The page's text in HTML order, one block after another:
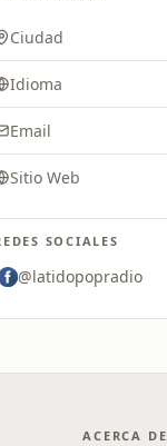
Ciudad
Idioma
Email
Sitio Web
SOCIALES
@latidopopradio
ACERCA DE